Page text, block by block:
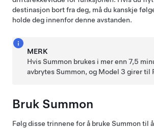
destinasjon bort fra deg, må du kanskje
holde deg innenfor denne avstanden.
MERK
HvisSummon brukes i mer enn 7,5
avbrytesSummon, og Model 3 girer til
Bruk Summon
Følg disse trinnene for å bruke Summon til